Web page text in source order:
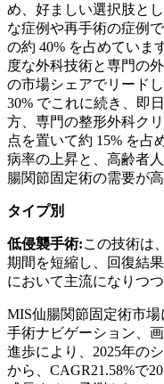
め、好ましい選択肢と
な症例や再手術の症例
の約 40% を占めていま
度な外科技術と専門の
の市場シェアでリード
30% でこれに続き、即
方、専門の整形外科ク
点を置いて約 15% を占
病率の上昇と、高齢者
腸関節固定術の需要が
タイプ別
低侵襲手術:この技術は
期間を短縮し、回復結
において主流になりつつ
MIS仙腸関節固定術市場
手術ナビゲーション、
進歩により、2025年の
から、CAGR21.58%で